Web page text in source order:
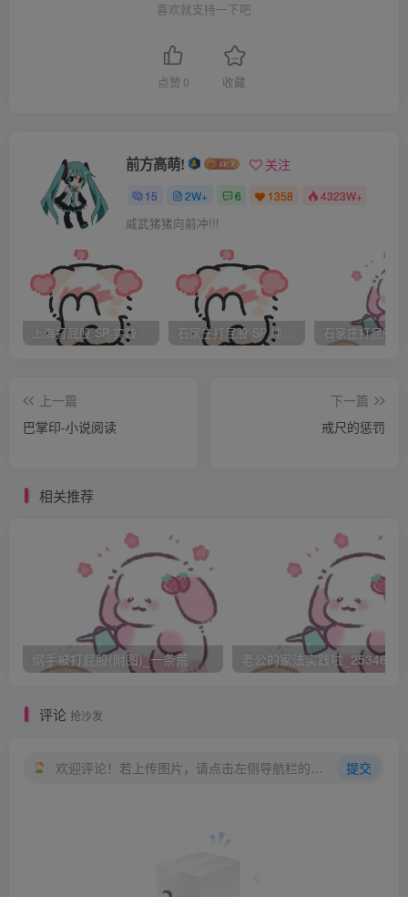
「现在是惩罚时间啊。佐藤太太要处罚今天作错事情的
「滨口纯！」佐藤太太喊了一个名字，那个女孩怯生生的站
了出来。她穿着浅蓝色浴衣，原本清丽的脸庞这时却布满害
怕的神色。
太太的声音变得十分严厉，大声的质问那个叫做滨口的女孩
子。
「我知道错了，不应该跟前辈顶嘴。下次不敢了。」滨口说
股。」
佐藤太太冷冷的说完，她的2名助手便把滨口按在桌子上，
面前。
已。佐藤太太的助手，一个按住她的背，一个掀起她的浴衣
下摆拉到腰际，再将她的蓝色丁字裤褪下。之后两个人押住
她的肩头跟背部，使她成一个直角的姿势而上半身被牢牢固
定。下半身，那洁白圆润的臀部就暴露在大家的面前。
「对不起～对不起…..我不敢了啦。」
红叶看着那个木板–前端大约是一个手掌的宽度，到后面则大
板子打在自己的屁股上……
佐藤太太先用板子轻拍几下滨口的屁股。她的屁股肉呼呼
喜欢就支持一下吧
点赞 0 收藏
前方高萌! 关注
15 2W+ 6 1358 4323W+
威武猪猪向前冲!!!
上海打屁股 SP 实践 石家庄打屁股 SP 纯实践
上一篇
巴掌印-小说阅读
下一篇
戒尺的惩罚
相关推荐
纲手被打屁股(附图)_一条荒 老公的家法实践啦
评论 抢沙发
欢迎评论！若上传图片，请点击左侧导航栏的图床工具，获取图片链接。 提交